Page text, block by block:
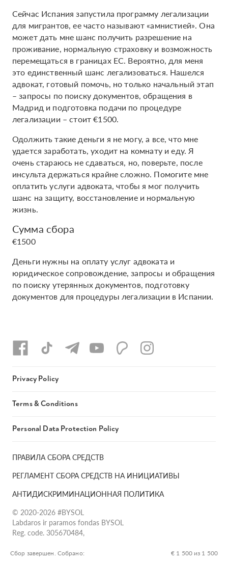
Сейчас Испания запустила программу легализации
для мигрантов, ее часто называют «амнистией». Она
может дать мне шанс получить разрешение на
проживание, нормальную страховку и возможность
перемещаться в границах ЕС. Вероятно, для меня
это единственный шанс легализоваться. Нашелся
адвокат, готовый помочь, но только начальный этап
– запросы по поиску документов, обращения в
Мадрид и подготовка подачи по процедуре
легализации – стоит €1500.
Одолжить такие деньги я не могу, а все, что мне
удается заработать, уходит на комнату и еду. Я
очень стараюсь не сдаваться, но, поверьте, после
инсульта держаться крайне сложно. Помогите мне
оплатить услуги адвоката, чтобы я мог получить
шанс на защиту, восстановление и нормальную
жизнь.
Сумма сбора
€1500
Деньги нужны на оплату услуг адвоката и
юридическое сопровождение, запросы и обращения
по поиску утерянных документов, подготовку
документов для процедуры легализации в Испании.
Сбор завершен. Собрано: € 1 500 из 1 500
ПРАВИЛА СБОРА СРЕДСТВ
РЕГЛАМЕНТ СБОРА СРЕДСТВ НА ИНИЦИАТИВЫ
АНТИДИСКРИМИНАЦИОННАЯ ПОЛИТИКА
© 2020-2026 #BYSOL
Labdaros ir paramos fondas BYSOL
Reg. code. 305670484,
g.17-1, LT-13253
Privacy Policy
Terms & Conditions
Personal Data Protection Policy